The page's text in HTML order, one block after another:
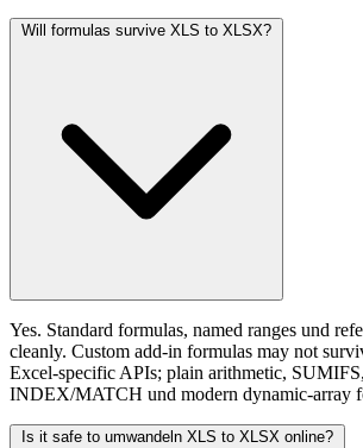
Will formulas survive XLS to XLSX?
Yes. Standard formulas, named ranges und
cleanly. Custom add-in formulas may not
Excel-specific APIs; plain arithmetic,
INDEX/MATCH und modern dynamic-array
Is it safe to umwandeln XLS to XLSX online?